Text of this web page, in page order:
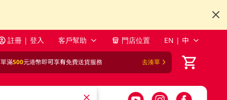
註冊 | 登入 客戶幫助 門店位置 EN | 中
滿500元港幣即可享有免費送貨服務 去湊單